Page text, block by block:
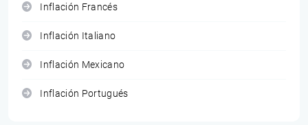
Inflación Francés
Inflación Italiano
Inflación Mexicano
Inflación Portugués